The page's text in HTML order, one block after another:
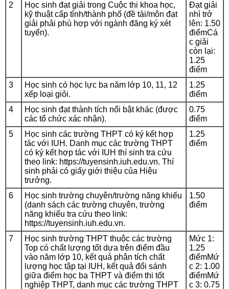
2
Học sinh đạt giải trong Cuộc thi khoa học,
kỹ thuật cấp tỉnh/thành phố (đề tài/môn đạt
giải phải phù hợp với ngành đăng ký xét
tuyển).
Đạt giải
nhì trở
lên: 1.50
điểmCá
c giải
còn lại:
1.25
điểm
3
Học sinh có học lực ba năm lớp 10, 11, 12
xếp loại giỏi.
1.25
điểm
4
Học sinh đạt thành tích nổi bật khác (được
các tổ chức xác nhận).
0.75
điểm
5
Học sinh các trường THPT có ký kết hợp
tác với IUH. Danh mục các trường THPT
có ký kết hợp tác với IUH thí sinh tra cứu
theo link: https://tuyensinh.iuh.edu.vn. Thí
sinh phải có giấy giới thiệu của Hiệu
trưởng.
1.25
điểm
6
Học sinh trường chuyên/trường năng khiếu
(danh sách các trường chuyên, trường
năng khiếu tra cứu theo link:
https://tuyensinh.iuh.edu.vn.
1.50
điểm
7
Học sinh trường THPT thuộc các trường
Top có chất lượng tốt dựa trên điểm đầu
vào năm lớp 10, kết quả phân tích chất
lượng học tập tại IUH, kết quả đổi sánh
giữa điểm học bạ THPT và điểm thi tốt
nghiệp THPT, danh mục các trường THPT
Mức 1:
1.25
điểmMứ
c 2: 1.00
điểmMứ
c 3: 0.75